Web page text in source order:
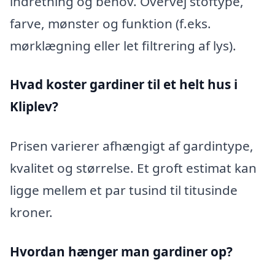
farve, mønster og funktion (f.eks.
mørklægning eller let filtrering af lys).
Hvad koster gardiner til et helt hus i
Kliplev?
Prisen varierer afhængigt af gardintype,
kvalitet og størrelse. Et groft estimat kan
ligge mellem et par tusind til titusinde
kroner.
Hvordan hænger man gardiner op?